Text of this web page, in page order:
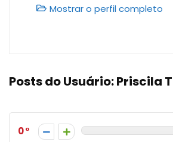
Mostrar o perfil completo
Posts do Usuário:Priscila
0